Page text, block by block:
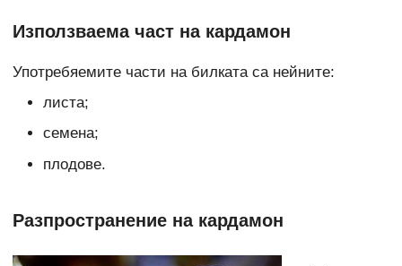
Използваема част на кардамон
Употребяемите части на билката са нейните:
листа;
семена;
плодове.
Разпространение на кардамон